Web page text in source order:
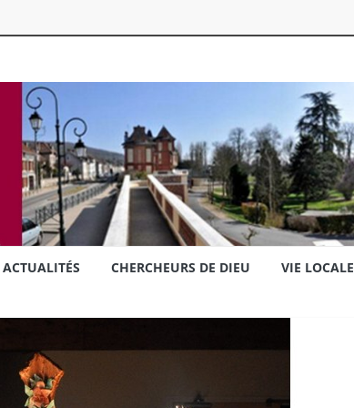
ACTUALITÉS CHERCHEURS DE DIEU VIE LOCALE